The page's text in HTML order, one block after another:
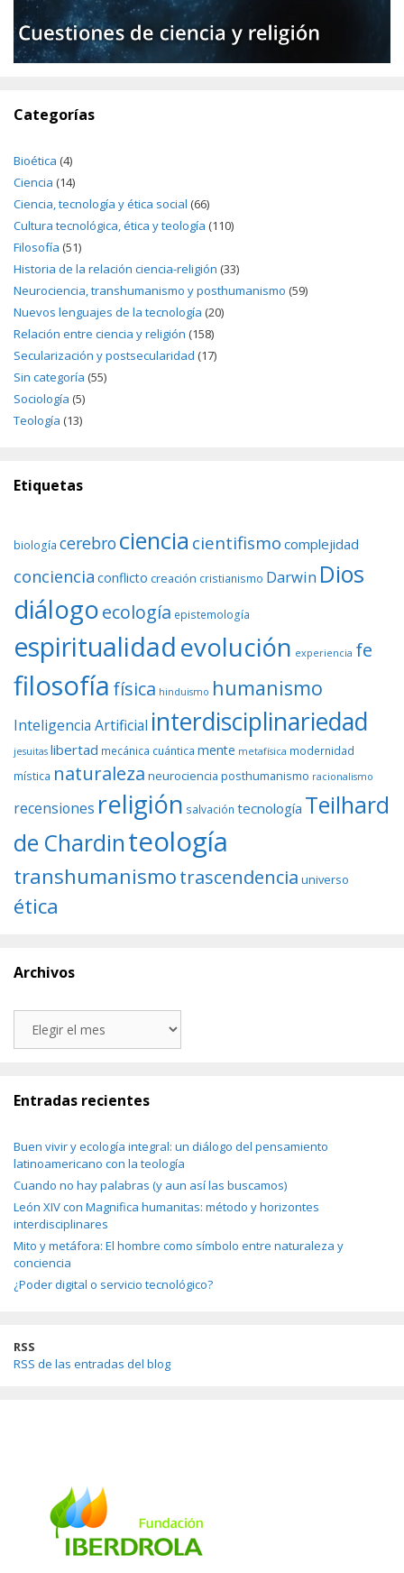
Categorías
Bioética (4)
Ciencia (14)
Ciencia, tecnología y ética social (66)
Cultura tecnológica, ética y teología (110)
Filosofía (51)
Historia de la relación ciencia-religión (33)
Neurociencia, transhumanismo y posthumanismo (59)
Nuevos lenguajes de la tecnología (20)
Relación entre ciencia y religión (158)
Secularización y postsecularidad (17)
Sin categoría (55)
Sociología (5)
Teología (13)
Etiquetas
biología cerebro ciencia cientifismo complejidad
conciencia conflicto creación cristianismo Darwin Dios
diálogoecología epistemología
espiritualidadevolución experiencia fe
filosofía física hinduismo humanismo
Inteligencia Artificial interdisciplinariedad
jesuitas libertad mecánica cuántica mente metafísica modernidad
mística naturaleza neurociencia posthumanismo racionalismo
recensiones religión salvación tecnología Teilhard
de Chardinteología
transhumanismotrascendencia universo
ética
Archivos
Entradas recientes
Buen vivir y ecología integral: un diálogo del pensamiento
latinoamericano con la teología
Cuando no hay palabras (y aun así las buscamos)
León XIV con Magnifica humanitas: método y horizontes
interdisciplinares
Mito y metáfora: El hombre como símbolo entre naturaleza y
conciencia
¿Poder digital o servicio tecnológico?
RSS
RSS de las entradas del blog